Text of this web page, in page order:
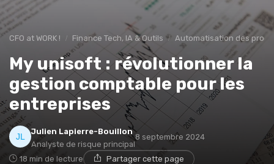
CFO at WORK ! Finance Tech, IA & Outils Automatisation des
My unisoft : révolutionner la
gestion comptable pour les
entreprises
Julien Lapierre-Bouillon
Analyste de risque principal
8 septembre 2024
18 min de lecture Partager cette page